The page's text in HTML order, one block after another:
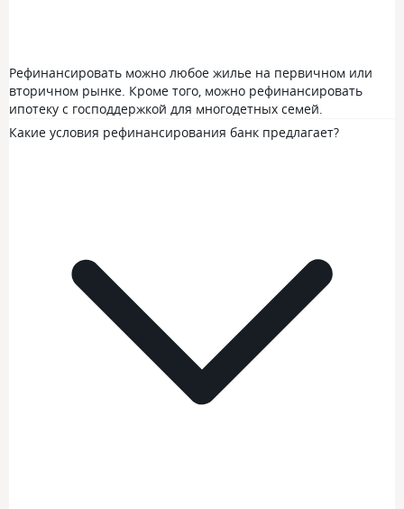
Рефинансировать можно любое жилье на первичном или
вторичном рынке. Кроме того, можно рефинансировать
ипотеку с господдержкой для многодетных семей.
Какие условия рефинансирования банк предлагает?